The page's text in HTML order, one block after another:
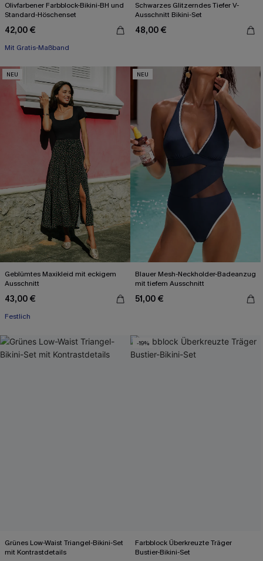
Olivfarbener Farbblock-Bikini-BH und
Standard-Höschenset
42,00 €
Mit Gratis-Maßband
Separate Größen
Schwarzes Glitzerndes Tiefer V-
Ausschnitt Bikini-Set
48,00 €
NEU
Geblümtes Maxikleid mit eckigem
Ausschnitt
43,00 €
Festlich
NEU
Blauer Mesh-Neckholder-Badeanzug
mit tiefem Ausschnitt
51,00 €
Grünes Low-Waist Triangel-Bikini-Set
mit Kontrastdetails
-19%
Farbblock Überkreuzte Träger
Bustier-Bikini-Set